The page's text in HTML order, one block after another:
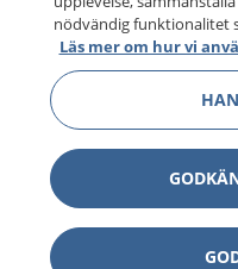
nödvändig funktionalitet
Läs mer om hur vi